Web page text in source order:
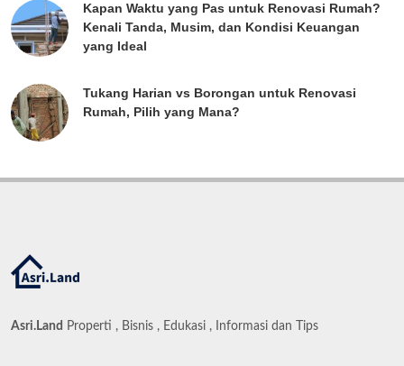
Kapan Waktu yang Pas untuk Renovasi Rumah?
Kenali Tanda, Musim, dan Kondisi Keuangan
yang Ideal
Tukang Harian vs Borongan untuk Renovasi
Rumah, Pilih yang Mana?
Asri.Land Properti , Bisnis , Edukasi , Informasi dan Tips